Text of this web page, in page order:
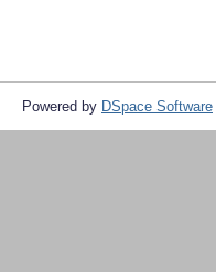
Powered by DSpace Software